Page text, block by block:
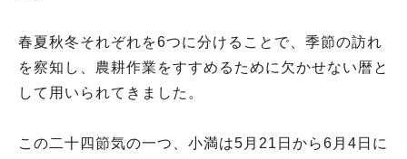
春夏秋冬それぞれを6つに分けることで、季節の訪れ
を察知し、農耕作業をすすめるために欠かせない暦と
して用いられてきました。
この二十四節気の一つ、小満は5月21日から6月4日に